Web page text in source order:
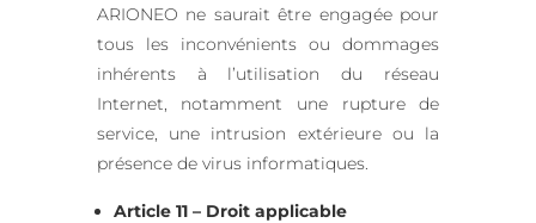
ARIONEO ne saurait être engagée pour
tous les inconvénients ou dommages
inhérents à l’utilisation du réseau
Internet, notamment une rupture de
service, une intrusion extérieure ou la
présence de virus informatiques.
Article 11 – Droit applicable